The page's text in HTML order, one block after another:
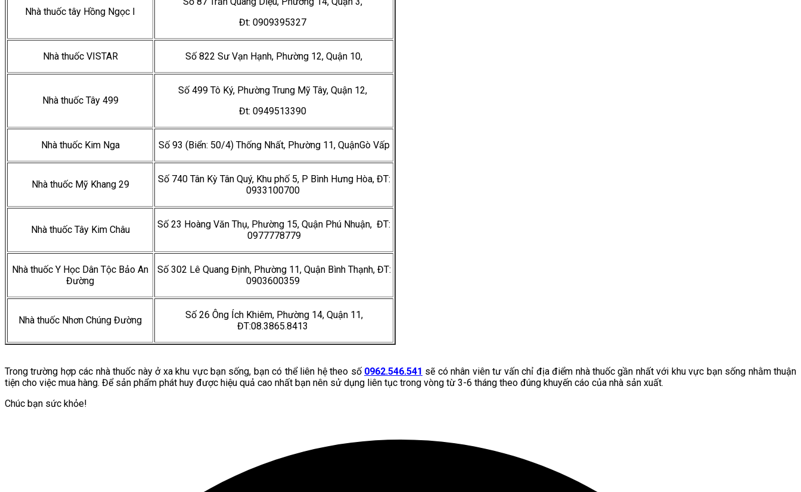
Nhà thuốc tây Hồng Ngọc I
Đt: 0909395327
Nhà thuốc VISTAR Số 822 Sư Vạn Hạnh, Phường 12, Quận 10,
Nhà thuốc Tây 499
Số 499 Tô Ký, Phường Trung Mỹ Tây, Quận 12,
Đt: 0949513390
Nhà thuốc Kim Nga Số 93 (Biển: 50/4) Thống Nhất, Phường 11, QuậnGò Vấp
Nhà thuốc Mỹ Khang 29
Số 740 Tân Kỳ Tân Quý, Khu phố 5, P Bình Hưng Hòa, ĐT:
0933100700
Nhà thuốc Tây Kim Châu
Số 23 Hoàng Văn Thụ, Phường 15, Quận Phú Nhuận, ĐT:
0977778779
Nhà thuốc Y Học Dân Tộc Bảo An
Đường
Số 302 Lê Quang Định, Phường 11, Quận Bình Thạnh, ĐT:
0903600359
Nhà thuốc Nhơn Chúng Đường
Số 26 Ông Ích Khiêm, Phường 14, Quận 11,
ĐT:08.3865.8413
Trong trường hợp các nhà thuốc này ở xa khu vực bạn sống, bạn có thể liên hệ theo số 0962.546.541 sẽ có nhân viên tư vấn chỉ địa điểm nhà thuốc gần nhất với khu vực bạn sống nhằm thuận
tiện cho việc mua hàng. Để sản phẩm phát huy được hiệu quả cao nhất bạn nên sử dụng liên tục trong vòng từ 3-6 tháng theo đúng khuyến cáo của nhà sản xuất.
Chúc bạn sức khỏe!